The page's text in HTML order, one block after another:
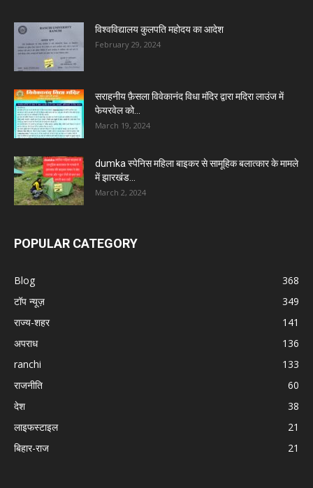
विश्वविद्यालय कुलपति महोदय का आदेश
February 29, 2024
सराहनीय फ़ैसला विवेकानंद विधा मंदिर द्वारा मदिरा लाउंज में
फेयरवेल को...
March 19, 2024
dumka स्पेनिस महिला बाइकर से सामूहिक बलात्कार के मामले
में झारखंड...
March 2, 2024
POPULAR CATEGORY
Blog
368
टॉप न्यूज़
349
राज्य-शहर
141
अपराध
136
ranchi
133
राजनीति
60
देश
38
लाइफस्टाइल
21
बिहार-राज
21